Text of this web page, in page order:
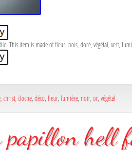
This item is made of fleur, bois, doré, végétal, vert,
christ cloche déco fleur lumière noir or végétal
hell